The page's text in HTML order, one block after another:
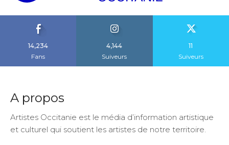
14,234
Fans
4,144
Suiveurs
11
Suiveurs
A propos
Artistes Occitanie est le média d’information artistique
et culturel qui soutient les artistes de notre territoire.